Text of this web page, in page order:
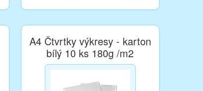
A4 Čtvrtky výkresy - karton
bílý 10 ks 180g /m2